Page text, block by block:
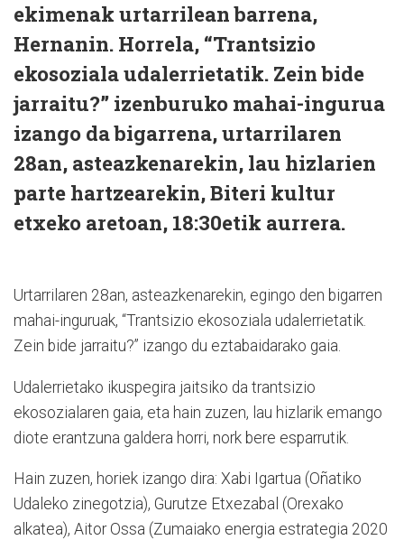
ekimenak urtarrilean barrena,
Hernanin. Horrela, “Trantsizio
ekosoziala udalerrietatik. Zein bide
jarraitu?” izenburuko mahai-ingurua
izango da bigarrena, urtarrilaren
28an, asteazkenarekin, lau hizlarien
parte hartzearekin, Biteri kultur
etxeko aretoan, 18:30etik aurrera.
Urtarrilaren 28an, asteazkenarekin, egingo den bigarren
mahai-inguruak, “Trantsizio ekosoziala udalerrietatik.
Zein bide jarraitu?” izango du eztabaidarako gaia.
Udalerrietako ikuspegira jaitsiko da trantsizio
ekosozialaren gaia, eta hain zuzen, lau hizlarik emango
diote erantzuna galdera horri, nork bere esparrutik.
Hain zuzen, horiek izango dira: Xabi Igartua (Oñatiko
Udaleko zinegotzia), Gurutze Etxezabal (Orexako
alkatea), Aitor Ossa (Zumaiako energia estrategia 2020